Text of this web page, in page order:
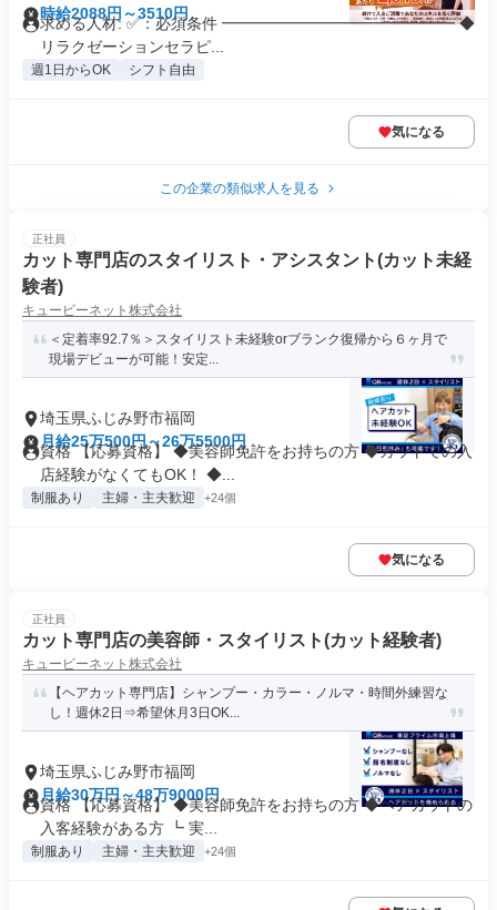
時給2088円～3510円
求める人材: ✅：必須条件 ━━━━━━━━━━━━━━━ ◆
リラクゼーションセラピ...
週1日からOK シフト自由
気になる
この企業の類似求人を見る
正社員
カット専門店のスタイリスト・アシスタント(カット未経
験者)
キュービーネット株式会社
＜定着率92.7％＞スタイリスト未経験orブランク復帰から６ヶ月で
現場デビューが可能！安定...
埼玉県ふじみ野市福岡
月給25万500円～26万5500円
資格 【応募資格】 ◆美容師免許をお持ちの方 ◆カットでの入
店経験がなくてもOK！ ◆...
制服あり 主婦・主夫歓迎 +24個
気になる
正社員
カット専門店の美容師・スタイリスト(カット経験者)
キュービーネット株式会社
【ヘアカット専門店】シャンプー・カラー・ノルマ・時間外練習な
し！週休2日⇒希望休月3日OK...
埼玉県ふじみ野市福岡
月給30万円～48万9000円
資格 【応募資格】 ◆美容師免許をお持ちの方 ◆ヘアカットの
入客経験がある方 ┗ 実...
制服あり 主婦・主夫歓迎 +24個